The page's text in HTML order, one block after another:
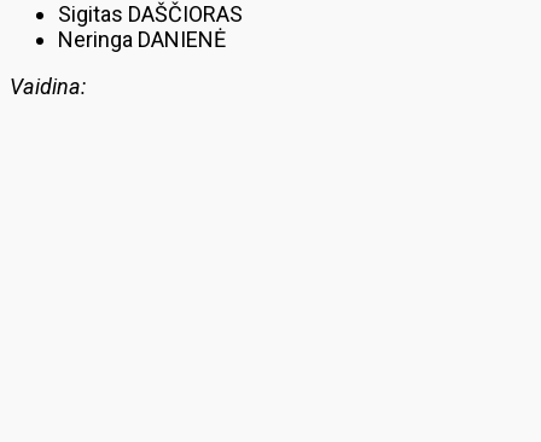
Sigitas DAŠČIORAS
Neringa DANIENĖ
Vaidina: